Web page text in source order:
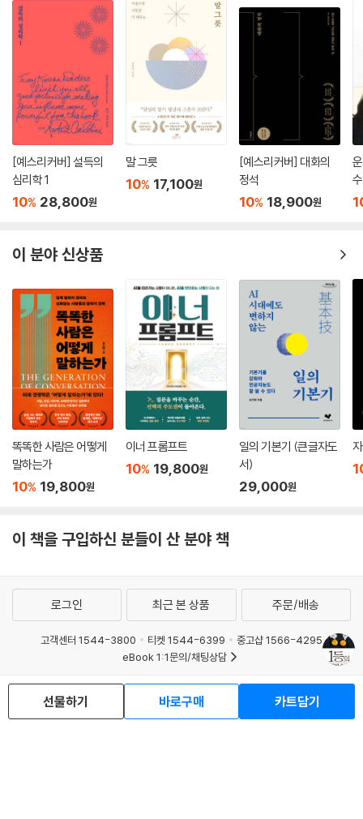
은 말을 내뱉는 일이 없다. 그러면서 꼭 필요한 말을 적재적소에 던지는 재
능이 뛰어나다.
--- p.169
문제는 두 가지였다. 우선 그가 대본을 외운 그대로 무미건조하게 반복하
는 듯한 인상을 주었다는 점이다. 자료를 외우는 것은 잘못이 아니지만, 기
계적으로 되풀이하면 참으로 지루하다. 자료를 외우고 충분히 소화한 뒤,
그것을 한 단계 뛰어넘는 모습이 나와야 한다. 그때그때 신선한 질문이나
재치 있는 코멘트가 곁들여져야 청중의 반응이 좋다. 그는 프레젠터라기
보다는 대본을 그대로 읽는 밋밋한 아나운서로 보여 아쉬웠다.
--- p.200
리다. 이는 누구든지 어디에서나 쉽게 따라할 수 있다는 장점이 있다. ‘음
~’이라고 하면 코에서 머리 언저리와 얼굴 전체에 파동이 전달되어 소리가
깊어지게 된다. ‘아~’라고 하면 입 안에 공간이 많이 확보되어 역시 깊은 소
리와 울림 있는 음성을 낼 수 있다. ‘오~’라고 하면 턱의 움직임을 도와주게
되어 발음을 유연하게 만들어준다.
--- p.235
기 스타일을 경청, 직설, 냉철 등의 키워드로 분석했으며, 미국 대통령 중
에서도 명연설가로 꼽히는 버락 오바마, 말더듬이에 혀 짧은 소리를 냈었
지만 꾸준한 훈련으로 콤플렉스를 극복한 윈스턴 처칠, 무명 시절 영화감
독처럼 차려입고 영화감독처럼 근사하게 말해 영화 섭외를 따낸 스티븐 스
필버그 등 세계적 명사들의 사례가 읽는 재미를 더한다. 더불어 이미 세 번
이나 거절한 고객의 입에서 ‘예스’를 외치게 만드는 법, 팽팽한 연봉 협상에
서 유리한 결과를 이끌어내는 법 등 긴장되는 대화의 순간 바로 사용할 수
[예스리커버] 설득의
심리학 1
10% 28,800원
말 그릇
10% 17,100원
[예스리커버] 대화의
정석
10% 18,900원
이 분야 신상품
똑똑한 사람은 어떻게
말하는가
10% 19,800원
이너 프롬프트
10% 19,800원
일의 기본기 (큰글자도
서)
29,000원
이 책을 구입하신 분들이 산 분야 책
선물하기 바로구매 카트담기
로그인 최근 본 상품 주문/배송
고객센터 1544-3800 티켓 1544-6399
중고샵 1566-4295
eBook 1:1문의/채팅상담
예스이십사(주) 사업자 정보
이용약관
개인정보처리방침
청소년보호정책
PC버전
회사소개
거래처관계자께